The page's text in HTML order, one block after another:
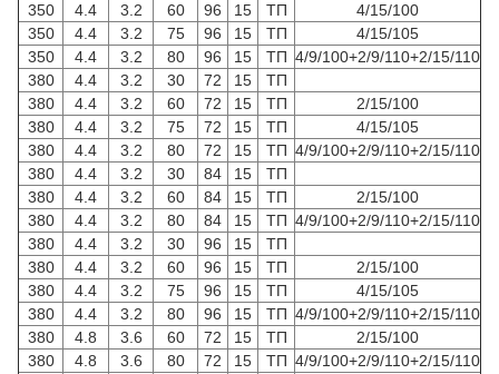
350
4.4 3.2 60 96 15 ТП
4/15/100
350
4.4 3.2 75 96 15 ТП
4/15/105
350
4.4 3.2 80 96 15 ТП 4/9/100+2/9/110+2/15/110
380
4.4 3.2 30 72 15
ТП
380
4.4 3.2 60 72 15 ТП
2/15/100
380
4.4 3.2 75 72 15 ТП
4/15/105
380
4.4 3.2 80 72 15 ТП 4/9/100+2/9/110+2/15/110
380
4.4 3.2 30 84 15
ТП
380
4.4 3.2 60 84 15 ТП
2/15/100
380
4.4 3.2 80 84 15 ТП 4/9/100+2/9/110+2/15/110
380
4.4 3.2 30 96 15
ТП
380
4.4 3.2 60 96 15 ТП
2/15/100
380
4.4 3.2 75 96 15 ТП
4/15/105
380
4.4 3.2 80 96 15 ТП 4/9/100+2/9/110+2/15/110
380
4.8 3.6 60 72 15 ТП
2/15/100
380
4.8 3.6 80 72 15 ТП 4/9/100+2/9/110+2/15/110